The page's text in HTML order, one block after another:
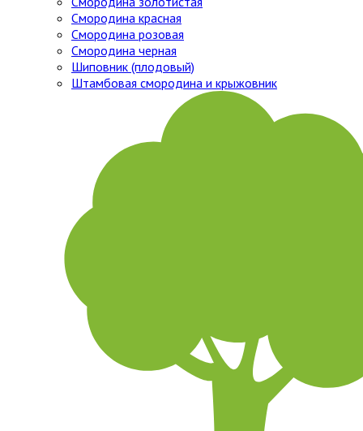
Смородина красная
Смородина розовая
Смородина черная
Шиповник (плодовый)
Штамбовая смородина и крыжовник